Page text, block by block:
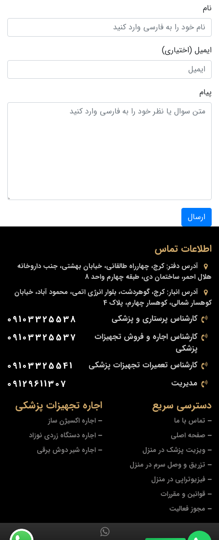
نام
ایمیل (اختیاری)
پیام
ارسال
اجاره تجهیزات پزشکی
اجاره اکسیژن ساز
اجاره دستگاه زردی نوزاد
اجاره شیر دوش برقی
دسترسی سریع
تماس با ما
صفحه اصلی
ویزیت پزشک در منزل
تزریق و وصل سرم در منزل
فیزیوتراپی در منزل
قوانین و مقررات
مجوز فعالیت
اطلاعات تماس
آدرس دفتر: کرج، چهارراه طالقانی، خیابان بهشتی، جنب داروخانه
هلال احمر، ساختمان دی، طبقه چهارم واحد 8
آدرس انبار: کرج، گوهردشت، بلوار انرژی اتمی، محمود آباد، خیابان
کوهسار شمالی، کوهسار چهارم، پلاک 4
کارشناس پرستاری و پزشکی 09103325538
کارشناس اجاره و فروش تجهیزات
پزشکی
09103325537
کارشناس تعمیرات تجهیزات پزشکی 09103325541
مدیریت 09129611307